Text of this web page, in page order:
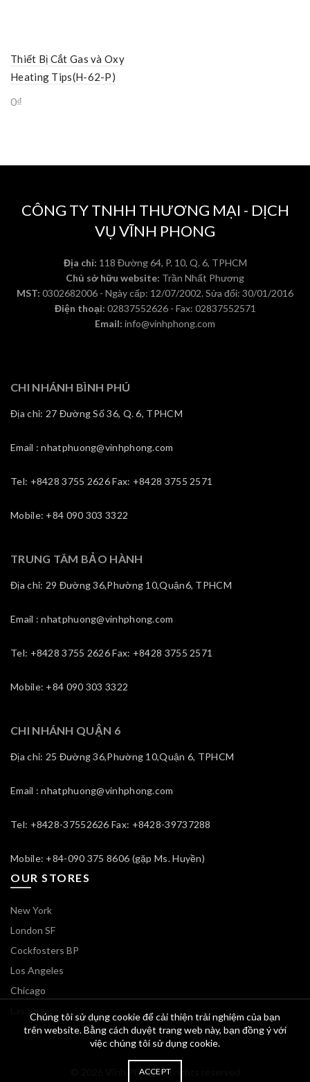
Thiết Bị Cắt Gas và Oxy
Heating Tips(H-62-P)
0₫
CÔNG TY TNHH THƯƠNG MẠI - DỊCH
VỤ VĨNH PHONG
Địa chỉ: 118 Đường 64, P. 10, Q. 6, TPHCM
Chủ sở hữu website: Trần Nhất Phương
MST: 0302682006 - Ngày cấp: 12/07/2002. Sửa đổi: 30/01/2016
Điện thoại: 02837552626 - Fax: 02837552571
Email: info@vinhphong.com
CHI NHÁNH BÌNH PHÚ
Địa chỉ: 27 Đường Số 36, Q. 6, TPHCM
Email : nhatphuong@vinhphong.com
Tel: +8428 3755 2626 Fax: +8428 3755 2571
Mobile: +84 090 303 3322
TRUNG TÂM BẢO HÀNH
Địa chỉ: 29 Đường 36,Phường 10,Quận6, TPHCM
Email : nhatphuong@vinhphong.com
Tel: +8428 3755 2626 Fax: +8428 3755 2571
Mobile: +84 090 303 3322
CHI NHÁNH QUẬN 6
Địa chỉ: 25 Đường 36,Phường 10,Quận 6, TPHCM
Email : nhatphuong@vinhphong.com
Tel: +8428-37552626 Fax: +8428-39737288
Mobile: +84-090 375 8606 (gặp Ms. Huyền)
OUR STORES
New York
London SF
Cockfosters BP
Los Angeles
Chicago
Vĩnh Phong. All rights reserved
Chúng tôi sử dụng cookie để cải thiện trải nghiệm của bạn
trên website. Bằng cách duyệt trang web này, bạn đồng ý với
việc chúng tôi sử dụng cookie.
ACCEPT